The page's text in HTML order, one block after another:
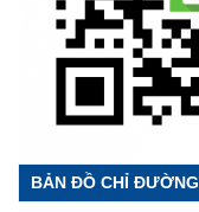
BẢN ĐỒ CHỈ ĐƯỜNG